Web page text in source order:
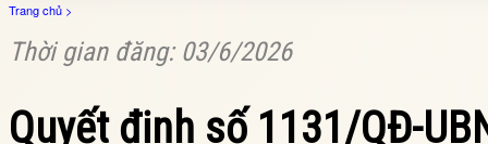
Trang chủ >
Thời gian đăng: 03/6/2026
Quyết định số 1131/QĐ-